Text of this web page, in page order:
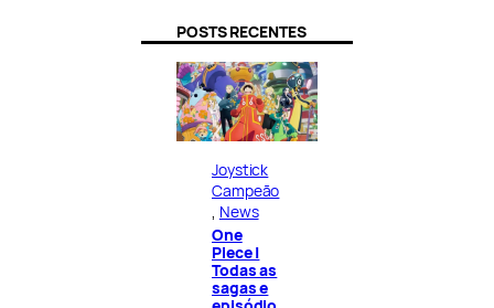
POSTS RECENTES
Joystick
Campeão
News
One
Piece |
Todas as
sagas e